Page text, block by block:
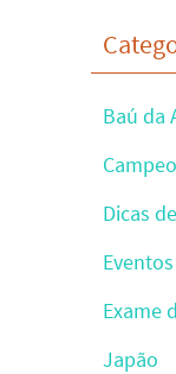
Baú da
Dicas
Eventos
Exame
Japão